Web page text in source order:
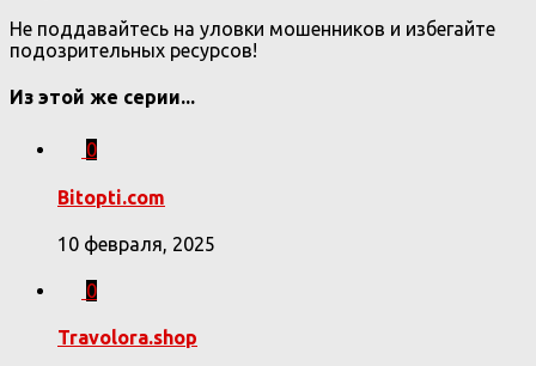
Не поддавайтесь на уловки мошенников и избегайте
подозрительных ресурсов!
Из этой же серии...
0
Bitopti.com
10 февраля, 2025
0
Travolora.shop